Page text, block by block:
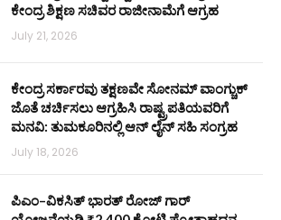
ಕೇಂದ್ರ ಶಿಕ್ಷಣ ಸಚಿವರ ರಾಜೀನಾಮೆಗೆ ಆಗ್ರಹ
July 21, 2026
ಕೇಂದ್ರ ಸರ್ಕಾರವು ತಕ್ಷಣವೇ ಸೋನಮ್ ವಾಂಗ್ಚುಕ್
ಜೊತೆ ಚರ್ಚಿಸಲು ಆಗ್ರಹಿಸಿ ರಾಷ್ಟ್ರಪತಿಯವರಿಗೆ
ಮನವಿ: ತುಮಕೂರಿನಲ್ಲಿ ಆನ್‌ ಲೈನ್ ಸಹಿ ಸಂಗ್ರಹ
July 18, 2026
ಪಿಎಂ–ವಿಕಸಿತ್ ಭಾರತ್ ರೋಜ್‌ ಗಾರ್